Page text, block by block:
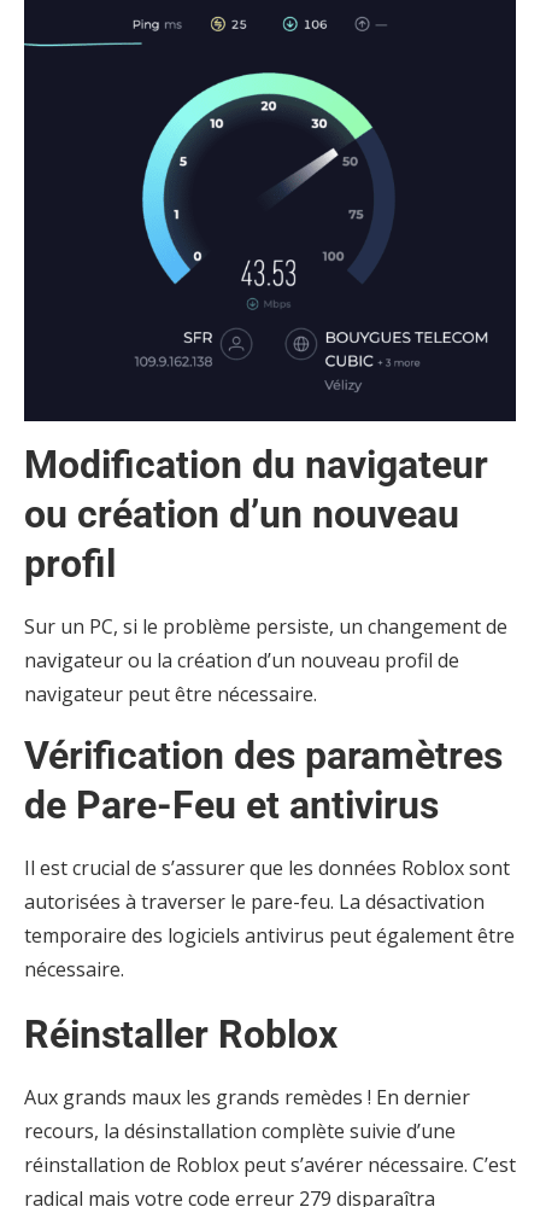
Modification du navigateur
ou création d’un nouveau
profil
Sur un PC, si le problème persiste, un changement de
navigateur ou la création d’un nouveau profil de
navigateur peut être nécessaire.
Vérification des paramètres
de Pare-Feu et antivirus
Il est crucial de s’assurer que les données Roblox sont
autorisées à traverser le pare-feu. La désactivation
temporaire des logiciels antivirus peut également être
nécessaire.
Réinstaller Roblox
Aux grands maux les grands remèdes ! En dernier
recours, la désinstallation complète suivie d’une
réinstallation de Roblox peut s’avérer nécessaire. C’est
radical mais votre code erreur 279 disparaîtra